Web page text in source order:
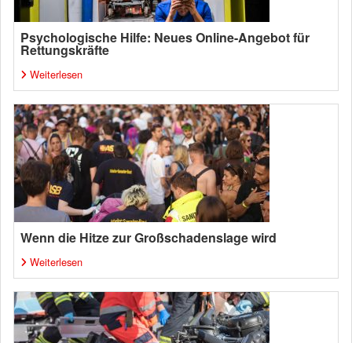
Psychologische Hilfe: Neues Online-Angebot für
Rettungskräfte
Weiterlesen
Wenn die Hitze zur Großschadenslage wird
Weiterlesen